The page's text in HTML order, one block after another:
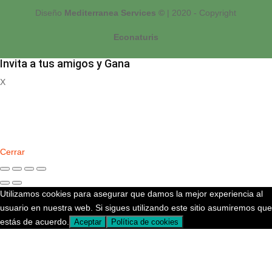
Diseño Mediterranea Services © | 2020 - Copyright
Econaturis
Invita a tus amigos y Gana
X
Cerrar
Utilizamos cookies para asegurar que damos la mejor experiencia al
usuario en nuestra web. Si sigues utilizando este sitio asumiremos que
estás de acuerdo. Aceptar Política de cookies